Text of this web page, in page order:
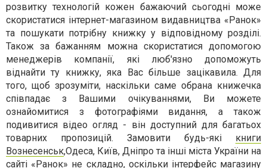
розвитку технологій кожен бажаючий сьогодні може
скористатися інтернет-магазином видавництва «Ранок»
та пошукати потрібну книжку у відповідному розділі.
Також за бажанням можна скористатися допомогою
менеджерів компанії, які люб'язно допоможуть
віднайти ту книжку, яка Вас більше зацікавила. Для
того, щоб зрозуміти, наскільки саме обрана книжечка
співпадає з Вашими очікуваннями, Ви можете
ознайомитися з фотографіями видання, а також
подивитися відео огляд - він доступний для багатьох
товарних пропозицій. Замовити будь-які книги
Вознесенськ,Одеса, Київ, Дніпро та інші міста України на
сайті «Ранок» не складно, оскільки інтерфейс магазину